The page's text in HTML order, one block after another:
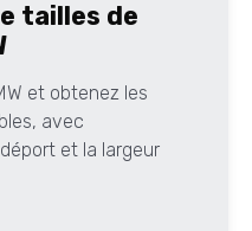
tailles de
et obtenez les
avec
et la largeur